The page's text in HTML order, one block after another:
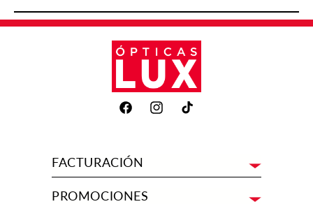
FacebookInstagramTikTok
FACTURACIÓN
PROMOCIONES